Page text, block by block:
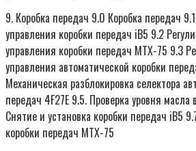
9. Коробка передач 9.0 Коробка передач
управления коробки передач iB5 9.2
управления коробки передач MTX-75 9.3
управления автоматической коробки
Механическая разблокировка селектора
передач 4F27E 9.5. Проверка уровня масла
Снятие и установка коробки передач iB5
коробки передач МТХ-75